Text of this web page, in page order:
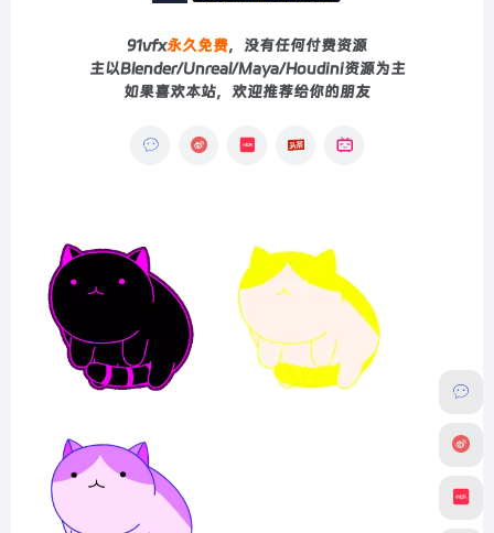
91vfx永久免费，没有任何付费资源
主以Blender/Unreal/Maya/Houdini资源为主
如果喜欢本站，欢迎推荐给你的朋友